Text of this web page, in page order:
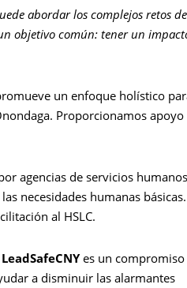
abordar los complejos retos de
objetivo común: tener un
un enfoque holístico
Proporcionamos apoyo
agencias de servicios humanos
necesidades humanas básicas.
al HSLC.
LeadSafeCNYes un compromiso
a disminuir las alarmantes